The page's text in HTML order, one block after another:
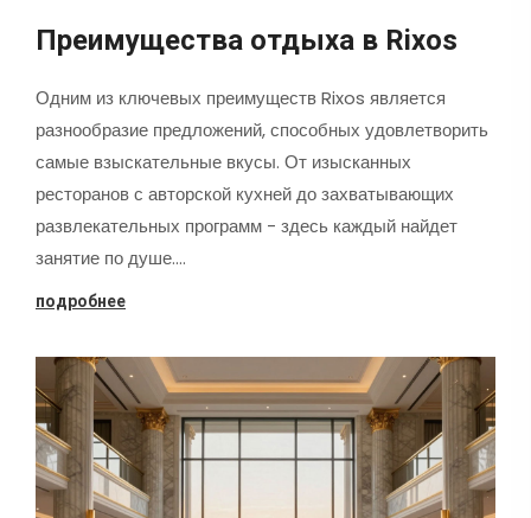
Преимущества отдыха в Rixos
Одним из ключевых преимуществ Rixos является
разнообразие предложений, способных удовлетворить
самые взыскательные вкусы. От изысканных
ресторанов с авторской кухней до захватывающих
развлекательных программ - здесь каждый найдет
занятие по душе.…
подробнее